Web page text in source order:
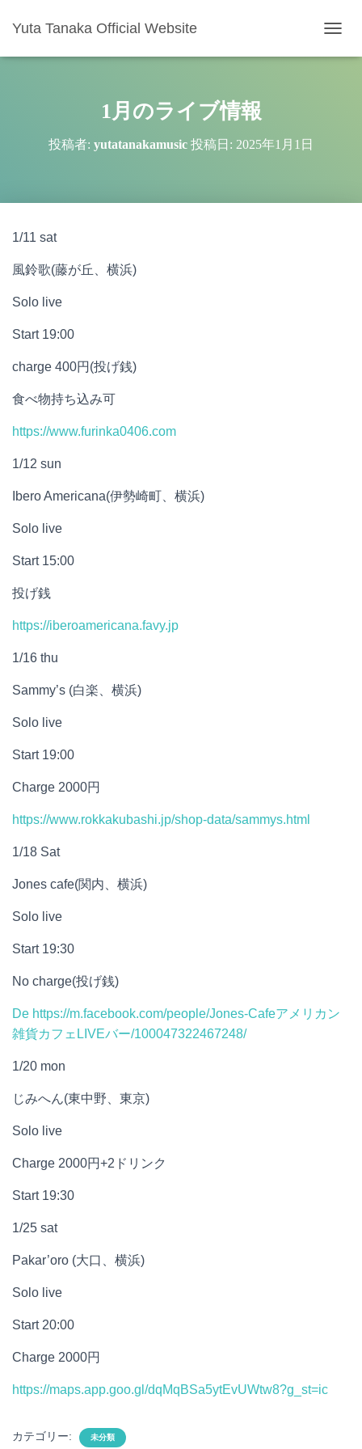
Yuta Tanaka Official Website
ビ
1月のライブ情報
投稿者: yutatanakamusic 投稿日: 2025年1月1日
1/11 sat
風鈴歌(藤が丘、横浜)
Solo live
Start 19:00
charge 400円(投げ銭)
食べ物持ち込み可
https://www.furinka0406.com
1/12 sun
Ibero Americana(伊勢崎町、横浜)
Solo live
Start 15:00
投げ銭
https://iberoamericana.favy.jp
1/16 thu
Sammy’s (白楽、横浜)
Solo live
Start 19:00
Charge 2000円
https://www.rokkakubashi.jp/shop-data/sammys.html
1/18 Sat
Jones cafe(関内、横浜)
Solo live
Start 19:30
No charge(投げ銭)
De https://m.facebook.com/people/Jones-Cafeアメリカン
雑貨カフェLIVEバー/100047322467248/
1/20 mon
じみへん(東中野、東京)
Solo live
Charge 2000円+2ドリンク
Start 19:30
1/25 sat
Pakar’oro (大口、横浜)
Solo live
Start 20:00
Charge 2000円
https://maps.app.goo.gl/dqMqBSa5ytEvUWtw8?g_st=ic
カテゴリー: 未分類